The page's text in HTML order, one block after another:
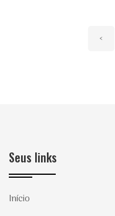
‹
Seus links
Início